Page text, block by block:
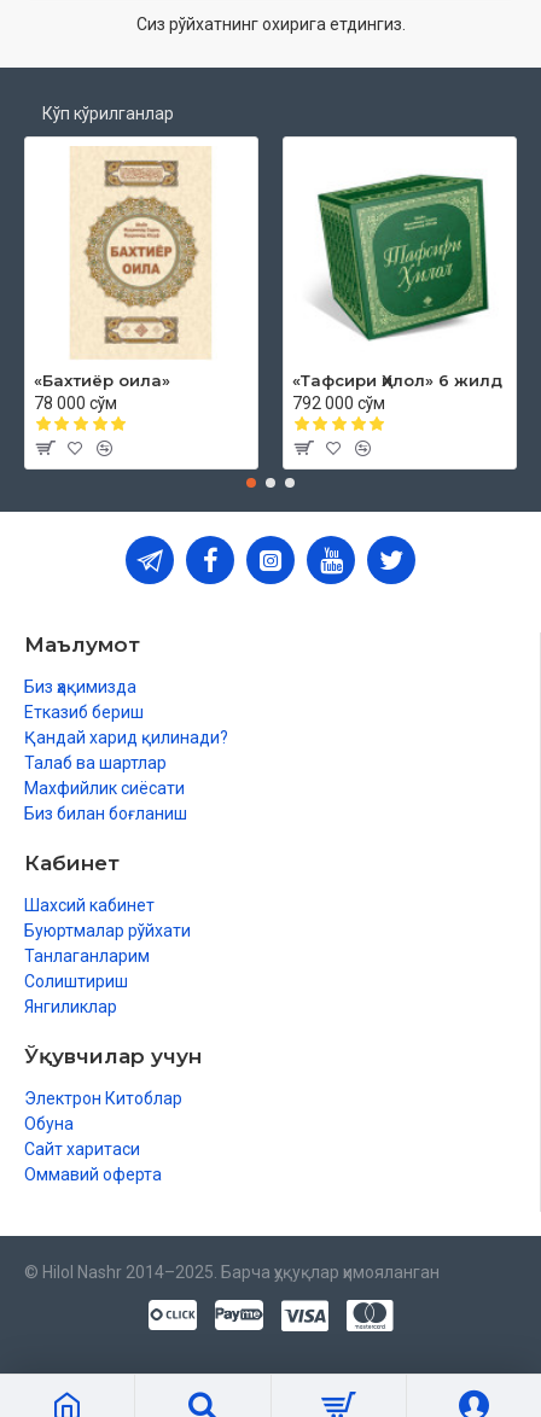
Сиз рўйхатнинг охирига етдингиз.
Кўп кўрилганлар
«Бахтиёр оила»
78 000 сўм
«Тафсири Ҳилол» 6 жилд
792 000 сўм
Маълумот
Биз ҳақимизда
Етказиб бериш
Қандай харид қилинади?
Талаб ва шартлар
Махфийлик сиёсати
Биз билан боғланиш
Кабинет
Шахсий кабинет
Буюртмалар рўйхати
Танлаганларим
Солиштириш
Янгиликлар
Ўқувчилар учун
Электрон Китоблар
Обуна
Сайт харитаси
Оммавий оферта
© Hilol Nashr 2014–2025. Барча ҳуқуқлар ҳимояланган